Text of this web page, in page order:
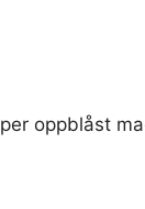
oppblåst